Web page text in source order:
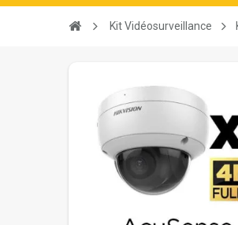
Kit Vidéosurveillance